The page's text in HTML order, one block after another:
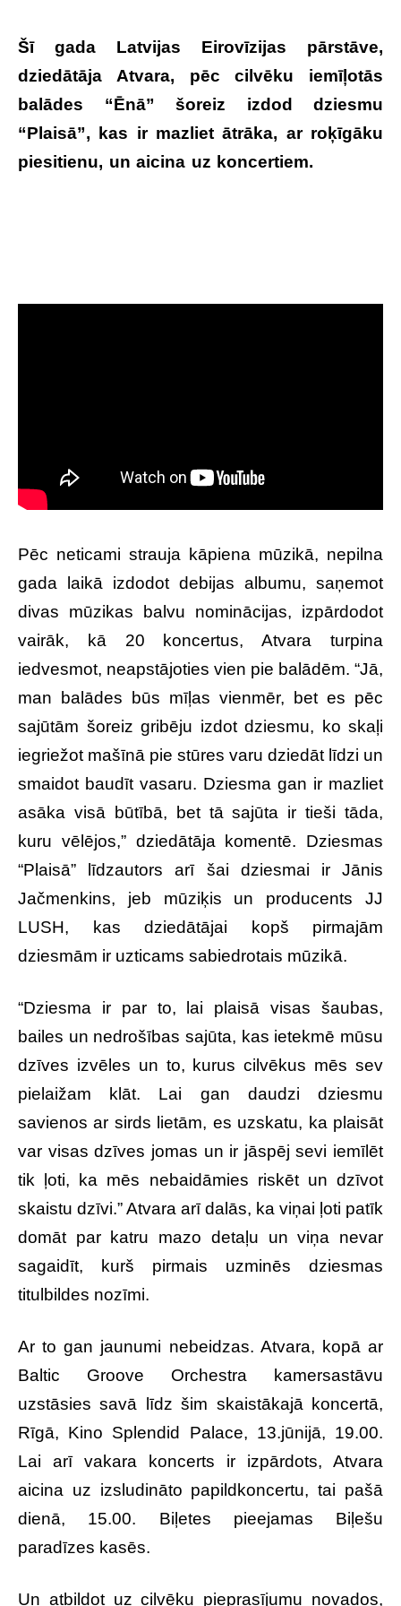
Šī gada Latvijas Eirovīzijas pārstāve,
dziedātāja Atvara, pēc cilvēku iemīļotās
balādes “Ēnā” šoreiz izdod dziesmu
“Plaisā”, kas ir mazliet ātrāka, ar roķīgāku
piesitienu, un aicina uz koncertiem.
Pēc neticami strauja kāpiena mūzikā, nepilna
gada laikā izdodot debijas albumu, saņemot
divas mūzikas balvu nominācijas, izpārdodot
vairāk, kā 20 koncertus, Atvara turpina
iedvesmot, neapstājoties vien pie balādēm. “Jā,
man balādes būs mīļas vienmēr, bet es pēc
sajūtām šoreiz gribēju izdot dziesmu, ko skaļi
iegriežot mašīnā pie stūres varu dziedāt līdzi un
smaidot baudīt vasaru. Dziesma gan ir mazliet
asāka visā būtībā, bet tā sajūta ir tieši tāda,
kuru vēlējos,” dziedātāja komentē. Dziesmas
“Plaisā” līdzautors arī šai dziesmai ir Jānis
Jačmenkins, jeb mūziķis un producents JJ
LUSH, kas dziedātājai kopš pirmajām
dziesmām ir uzticams sabiedrotais mūzikā.
“Dziesma ir par to, lai plaisā visas šaubas,
bailes un nedrošības sajūta, kas ietekmē mūsu
dzīves izvēles un to, kurus cilvēkus mēs sev
pielaižam klāt. Lai gan daudzi dziesmu
savienos ar sirds lietām, es uzskatu, ka plaisāt
var visas dzīves jomas un ir jāspēj sevi iemīlēt
tik ļoti, ka mēs nebaidāmies riskēt un dzīvot
skaistu dzīvi.” Atvara arī dalās, ka viņai ļoti patīk
domāt par katru mazo detaļu un viņa nevar
sagaidīt, kurš pirmais uzminēs dziesmas
titulbildes nozīmi.
Ar to gan jaunumi nebeidzas. Atvara, kopā ar
Baltic Groove Orchestra kamersastāvu
uzstāsies savā līdz šim skaistākajā koncertā,
Rīgā, Kino Splendid Palace, 13.jūnijā, 19.00.
Lai arī vakara koncerts ir izpārdots, Atvara
aicina uz izsludināto papildkoncertu, tai pašā
dienā, 15.00. Biļetes pieejamas Biļešu
paradīzes kasēs.
Un atbildot uz cilvēku pieprasījumu novados,